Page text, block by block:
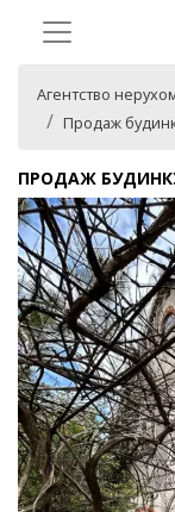
Агентство
Продаж
ПРОДАЖ